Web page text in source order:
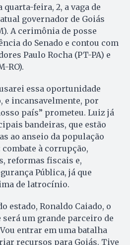
quarta-feira, 2, a vaga de
governador de Goiás
A cerimônia de posse
do Senado e contou com
Paulo Rocha (PT-PA) e
RO).
essa oportunidade
e incansavelmente, por
país” prometeu. Luiz já
bandeiras, que estão
ao anseio da população
à corrupção,
reformas fiscais e,
Pública, já que
de latrocínio.
estado, Ronaldo Caiado, o
um grande parceiro de
entrar em uma batalha
recursos para Goiás. Tive